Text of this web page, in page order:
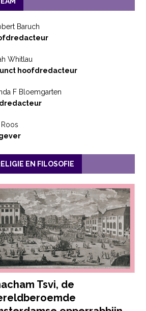
Baruch
Whitlau
hoofdredacteur
F Bloemgarten
Roos
EN FILOSOFIE
Tsvi, de